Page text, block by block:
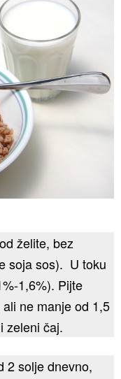
želite, bez
soja sos). U toku
1,6%). Pijte
ne manje od 1,5
zeleni čaj.
2 solje dnevno,